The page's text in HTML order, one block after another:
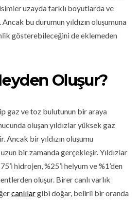
uzayda farklı boyutlarda ve
bu durumun yıldızın oluşumuna
gösterebileceğini de eklemeden
Oluşur?
gaz ve toz bulutunun bir araya
oluşan yıldızlar yüksek gaz
Ancak bir yıldızın oluşumu
bir zamanda gerçekleşir. Yıldızlar
hidrojen, %25’i helyum ve %1’den
oluşur. Birer canlı varlık
canlılargibi doğar, belirli bir oranda